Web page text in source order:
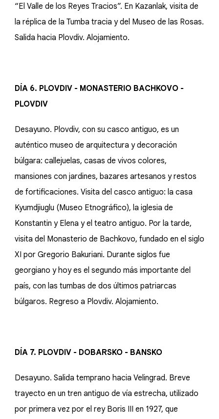
“El Valle de los Reyes Tracios”. En Kazanlak, visita de
la réplica de la Tumba tracia y del Museo de las Rosas.
Salida hacia Plovdiv. Alojamiento.
DÍA 6. PLOVDIV - MONASTERIO BACHKOVO -
PLOVDIV
Desayuno. Plovdiv, con su casco antiguo, es un
auténtico museo de arquitectura y decoración
búlgara: callejuelas, casas de vivos colores,
mansiones con jardines, bazares artesanos y restos
de fortificaciones. Visita del casco antiguo: la casa
Kyumdjiuglu (Museo Etnográfico), la iglesia de
Konstantin y Elena y el teatro antiguo. Por la tarde,
visita del Monasterio de Bachkovo, fundado en el siglo
XI por Gregorio Bakuriani. Durante siglos fue
georgiano y hoy es el segundo más importante del
país, con las tumbas de dos últimos patriarcas
búlgaros. Regreso a Plovdiv. Alojamiento.
DÍA 7. PLOVDIV - DOBARSKO - BANSKO
Desayuno. Salida temprano hacia Velingrad. Breve
trayecto en un tren antiguo de vía estrecha, utilizado
por primera vez por el rey Boris III en 1927, que